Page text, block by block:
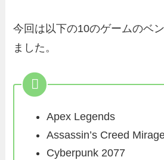
今回は以下の10のゲームのベ
ました。
Apex Legends
Assassin’s Creed
Cyberpunk 2077